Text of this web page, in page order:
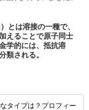
とは溶接の一種で、
えることで原子同士
学的には、抵抗溶
類される。
タイプは？プロフィー